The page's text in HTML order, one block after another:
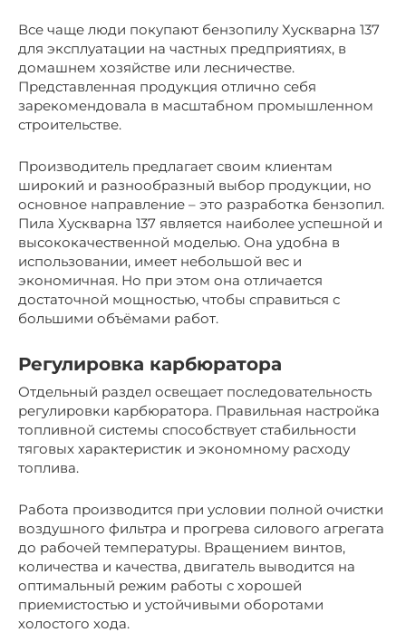
Все чаще люди покупают бензопилу Хускварна 137
для эксплуатации на частных предприятиях, в
домашнем хозяйстве или лесничестве.
Представленная продукция отлично себя
зарекомендовала в масштабном промышленном
строительстве.
Производитель предлагает своим клиентам
широкий и разнообразный выбор продукции, но
основное направление – это разработка бензопил.
Пила Хускварна 137 является наиболее успешной и
высококачественной моделью. Она удобна в
использовании, имеет небольшой вес и
экономичная. Но при этом она отличается
достаточной мощностью, чтобы справиться с
большими объёмами работ.
Регулировка карбюратора
Отдельный раздел освещает последовательность
регулировки карбюратора. Правильная настройка
топливной системы способствует стабильности
тяговых характеристик и экономному расходу
топлива.
Работа производится при условии полной очистки
воздушного фильтра и прогрева силового агрегата
до рабочей температуры. Вращением винтов,
количества и качества, двигатель выводится на
оптимальный режим работы с хорошей
приемистостью и устойчивыми оборотами
холостого хода.